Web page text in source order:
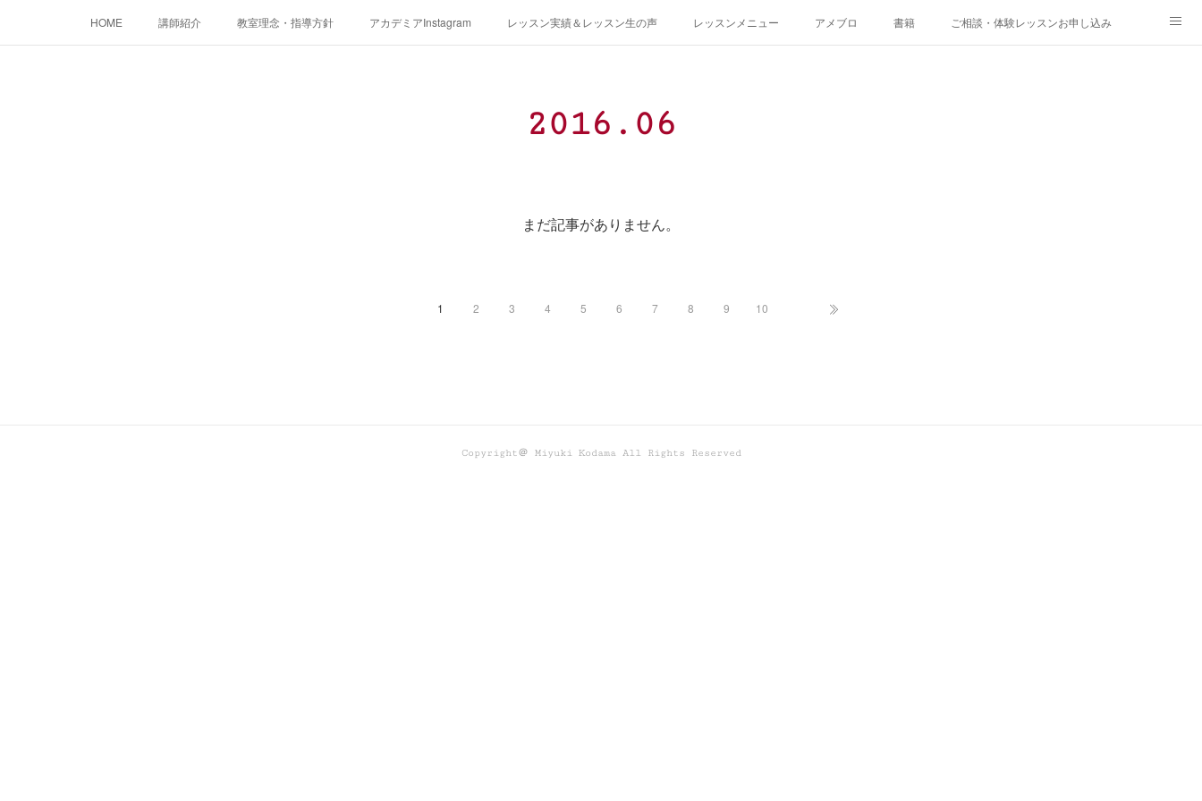
HOME 講師紹介 教室理念・指導方針 アカデミアInstagram レッスン実績＆レッスン生の声 レッスンメニュー アメブロ 書籍 ご相談・体験レッスンお申し込み
2016 . 06
まだ記事がありません。
1 2 3 4 5 6 7 8 9 10
Copyright＠ Miyuki Kodama All Rights Reserved